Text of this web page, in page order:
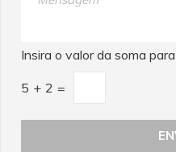
Insira o valor da soma
5 + 2 =